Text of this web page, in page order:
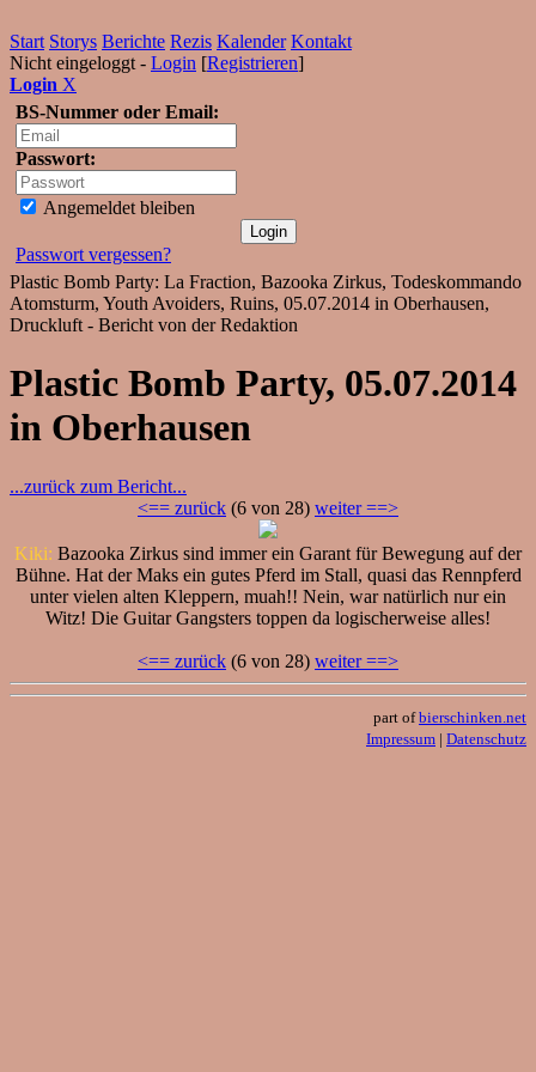
Start Storys Berichte Rezis Kalender Kontakt
Nicht eingeloggt - Login [Registrieren]
Login X
BS-Nummer oder Email:
Passwort:
Angemeldet bleiben
Passwort vergessen?
Plastic Bomb Party: La Fraction, Bazooka Zirkus, Todeskommando
Atomsturm, Youth Avoiders, Ruins, 05.07.2014 in Oberhausen,
Druckluft - Bericht von der Redaktion
Plastic Bomb Party, 05.07.2014
in Oberhausen
...zurück zum Bericht...
<== zurück (6 von 28) weiter ==>
Kiki: Bazooka Zirkus sind immer ein Garant für Bewegung auf der
Bühne. Hat der Maks ein gutes Pferd im Stall, quasi das Rennpferd
unter vielen alten Kleppern, muah!! Nein, war natürlich nur ein
Witz! Die Guitar Gangsters toppen da logischerweise alles!
<== zurück (6 von 28) weiter ==>
part ofbierschinken.net
Impressum | Datenschutz